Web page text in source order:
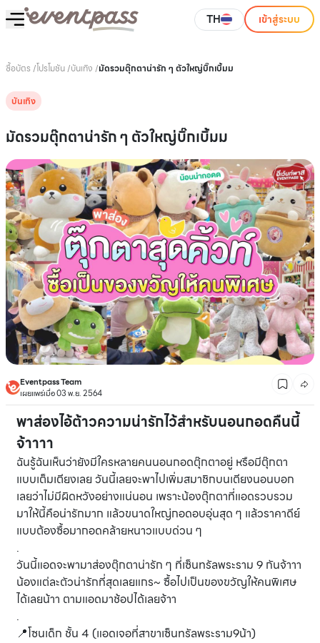
TH เข้าสู่ระบบ
ซื้อบัตร /โปรโมชัน/บันเทิง /มัดรวมตุ๊กตาน่ารัก ๆ ตัวใหญ่บิ๊กเบิ้มม
บันเทิง
มัดรวมตุ๊กตาน่ารัก ๆ ตัวใหญ่บิ๊กเบิ้มม
Eventpass Team
เผยแพร่เมื่อ 03 พ.ย. 2564
พาส่องไอ้ต้าวความน่ารักไว้สำหรับนอนกอดคืนนี้
จ้าาาา
ฉันรู้ฉันเห็นว่ายังมีใครหลายคนนอนกอดตุ๊กตาอยู่ หรือมีตุ๊กตา
แบบเต็มเตียงเลย วันนี้เลยจะพาไปเพิ่มสมาชิกบนเตียงนอนบอก
เลยว่าไม่มีผิดหวังอย่างแน่นอน เพราะน้องตุ๊กตาที่แอดรวบรวม
มาให้นี้คือน่ารักมาก แล้วขนาดใหญ่กอดอบอุ่นสุด ๆ แล้วราคาดีย์
แบบต้องซื้อมากอดคล้ายหนาวแบบด่วน ๆ
.
วันนี้แอดจะพามาส่องตุ๊กตาน่ารัก ๆ ที่เซ็นทรัลพระราม 9 กันจ้าาา
น้องแต่ละตัวน่ารักที่สุดเลยแกร~ ซื้อไปเป็นของขวัญให้คนพิเศษ
ได้เลยน้าา ตามแอดมาช้อปได้เลยจ้าา
.
📍โซนเด็ก ชั้น 4 (แอดเจอที่สาขาเซ็นทรัลพระราม9น้า)